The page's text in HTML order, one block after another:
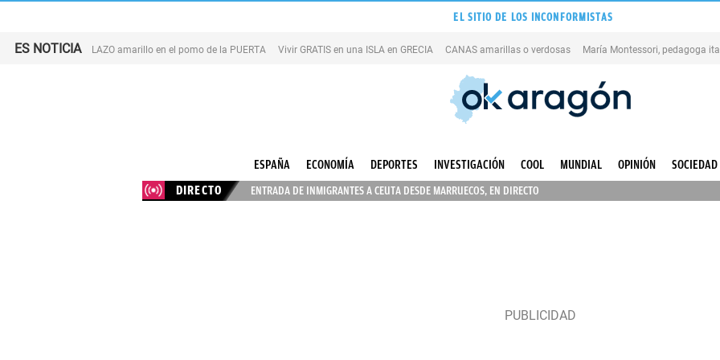
EL SITIO DE LOS INCONFORMISTAS
ES NOTICIA LAZO amarillo en el pomo de la PUERTA Vivir GRATIS en una ISLA en GRECIA CANAS amarillas o verdosas
ESPAÑA ECONOMÍA DEPORTES INVESTIGACIÓN COOL MUNDIAL OPINIÓN SOCIEDAD
DIRECTO
ENTRADA DE INMIGRANTES A CEUTA DESDE MARRUECOS, EN DIRECTO